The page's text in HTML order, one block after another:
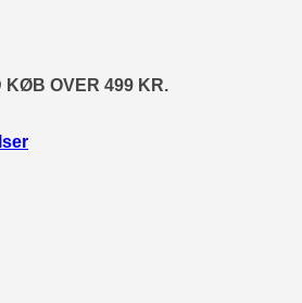
KØB OVER 499 KR.